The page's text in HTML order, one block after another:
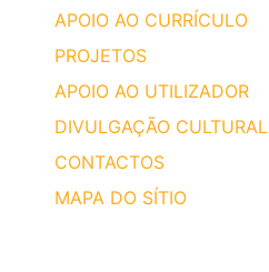
APOIO AO CURRÍCULO
PROJETOS
APOIO AO UTILIZADOR
DIVULGAÇÃO CULTURAL
CONTACTOS
MAPA DO SÍTIO